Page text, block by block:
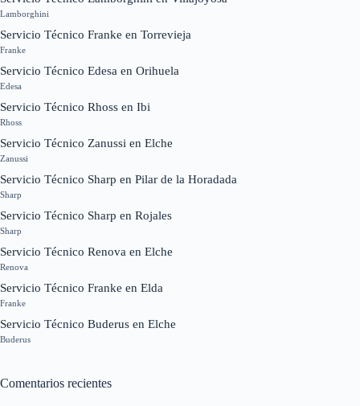
Lamborghini
Servicio Técnico Franke en Torrevieja
Franke
Servicio Técnico Edesa en Orihuela
Edesa
Servicio Técnico Rhoss en Ibi
Rhoss
Servicio Técnico Zanussi en Elche
Zanussi
Servicio Técnico Sharp en Pilar de la Horadada
Sharp
Servicio Técnico Sharp en Rojales
Sharp
Servicio Técnico Renova en Elche
Renova
Servicio Técnico Franke en Elda
Franke
Servicio Técnico Buderus en Elche
Buderus
Comentarios recientes